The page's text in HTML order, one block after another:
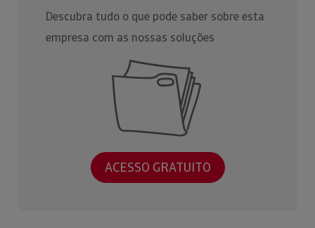
Descubra tudo o que pode saber sobre esta
empresa com as nossas soluções
ACESSO GRATUITO